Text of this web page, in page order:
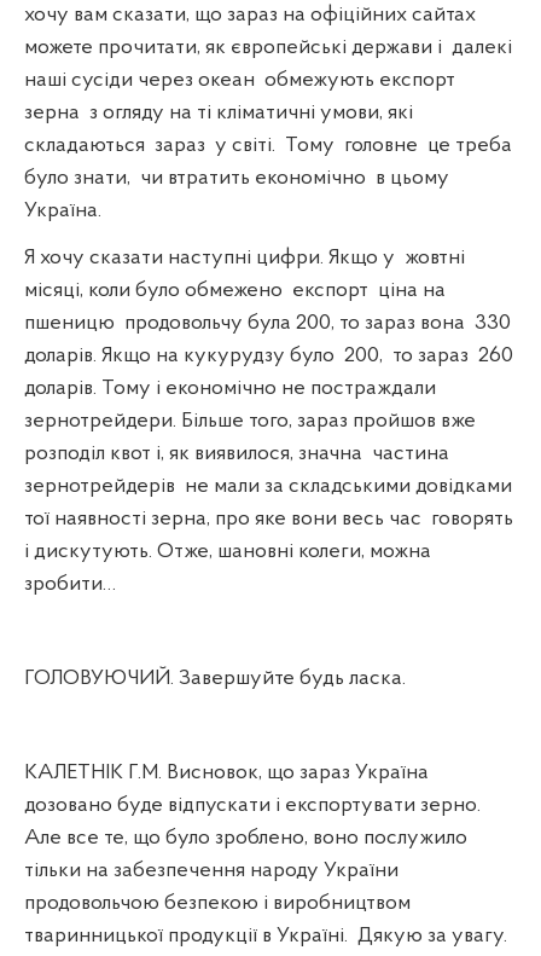
хочу вам сказати, що зараз на офіційних сайтах
можете прочитати, як європейські держави і далекі
наші сусіди через океан обмежують експорт
зерна з огляду на ті кліматичні умови, які
складаються зараз у світі. Тому головне це треба
було знати, чи втратить економічно в цьому
Україна.
Я хочу сказати наступні цифри. Якщо у жовтні
місяці, коли було обмежено експорт ціна на
пшеницю продовольчу була 200, то зараз вона 330
доларів. Якщо на кукурудзу було 200, то зараз 260
доларів. Тому і економічно не постраждали
зернотрейдери. Більше того, зараз пройшов вже
розподіл квот і, як виявилося, значна частина
зернотрейдерів не мали за складськими довідками
тої наявності зерна, про яке вони весь час говорять
і дискутують. Отже, шановні колеги, можна
зробити…
ГОЛОВУЮЧИЙ. Завершуйте будь ласка.
КАЛЕТНІК Г.М. Висновок, що зараз Україна
дозовано буде відпускати і експортувати зерно.
Але все те, що було зроблено, воно послужило
тільки на забезпечення народу України
продовольчою безпекою і виробництвом
тваринницької продукції в Україні. Дякую за увагу.